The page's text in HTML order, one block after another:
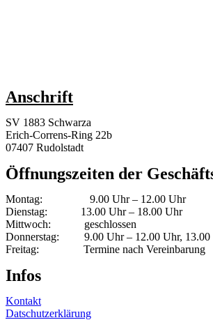
Anschrift
SV 1883 Schwarza
Erich-Correns-Ring 22b
07407 Rudolstadt
Öffnungszeiten der
Montag: 9.00 Uhr – 12.00 Uhr
Dienstag: 13.00 Uhr – 18.00 Uhr
Mittwoch: geschlossen
Donnerstag: 9.00 Uhr – 12.00 Uhr, 13.00
Freitag: Termine nach Vereinbarung
Infos
Kontakt
Datschutzerklärung